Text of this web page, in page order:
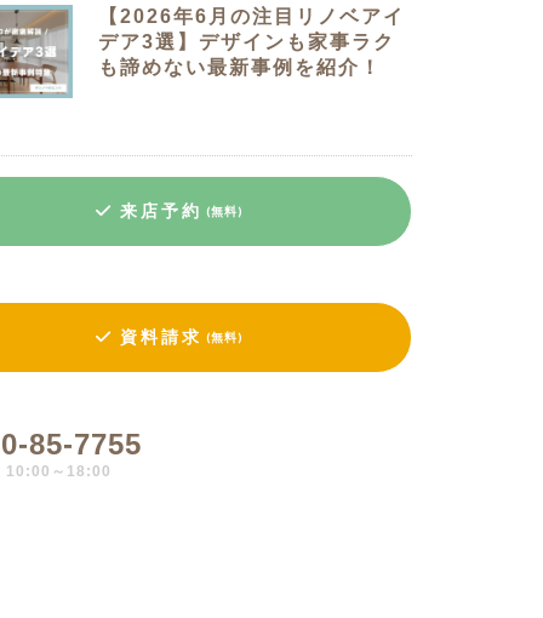
【2026年6月の注目リノベアイ
デア3選】デザインも家事ラク
も諦めない最新事例を紹介！
来店予約 (無料)
資料請求 (無料)
85-7755
～18:00